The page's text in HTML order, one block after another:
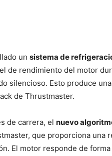
un sistema de
de rendimiento del motor
silencioso. Esto produce
de Thrustmaster.
de carrera, el nuevo
que proporciona una
El motor responde de forma